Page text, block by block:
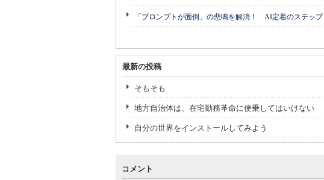
「プロンプトが面倒」の悲鳴を解消！ AI定着のステップ
最新の投稿
そもそも
地方自治体は、在宅勤務革命に便乗してはいけない
自分の世界をインストールしてみよう
コメント